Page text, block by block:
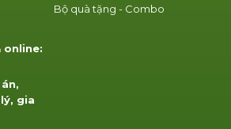
Bộ quà tặng - Combo
online:
gia